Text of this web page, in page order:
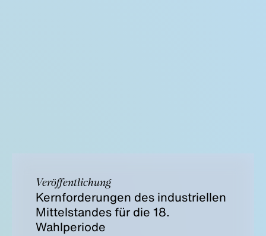
Veröffentlichung
Kernforderungen des industriellen
Mittelstandes für die 18.
Wahlperiode